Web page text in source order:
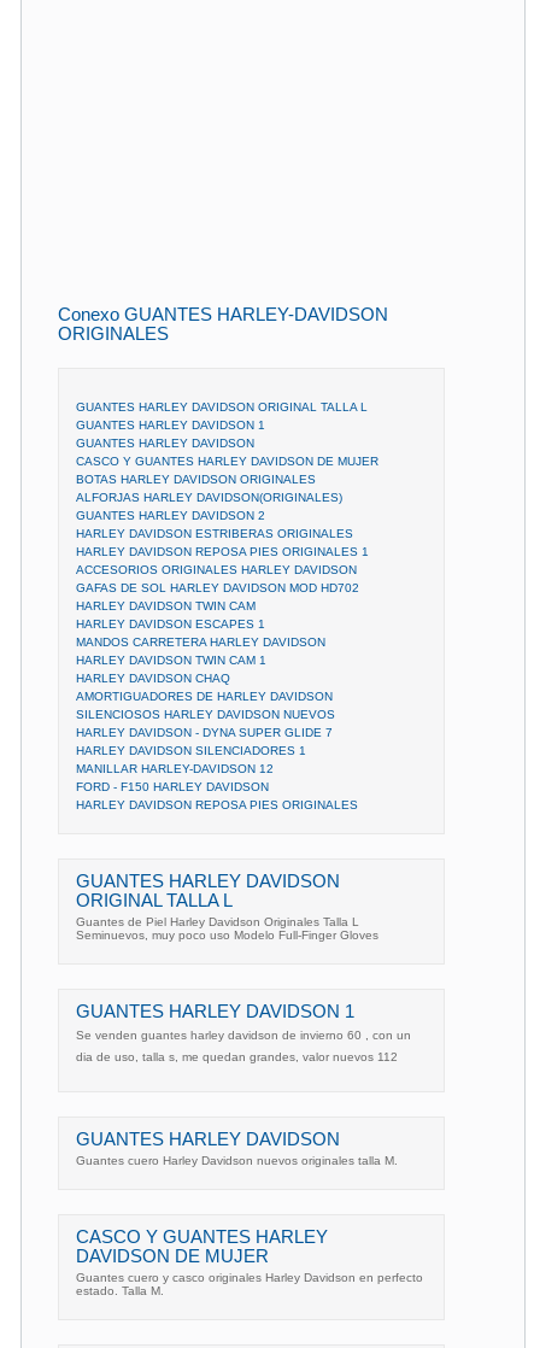
Conexo GUANTES HARLEY-DAVIDSON
ORIGINALES
GUANTES HARLEY DAVIDSON ORIGINAL TALLA L
GUANTES HARLEY DAVIDSON 1
GUANTES HARLEY DAVIDSON
CASCO Y GUANTES HARLEY DAVIDSON DE MUJER
BOTAS HARLEY DAVIDSON ORIGINALES
ALFORJAS HARLEY DAVIDSON(ORIGINALES)
GUANTES HARLEY DAVIDSON 2
HARLEY DAVIDSON ESTRIBERAS ORIGINALES
HARLEY DAVIDSON REPOSA PIES ORIGINALES 1
ACCESORIOS ORIGINALES HARLEY DAVIDSON
GAFAS DE SOL HARLEY DAVIDSON MOD HD702
HARLEY DAVIDSON TWIN CAM
HARLEY DAVIDSON ESCAPES 1
MANDOS CARRETERA HARLEY DAVIDSON
HARLEY DAVIDSON TWIN CAM 1
HARLEY DAVIDSON CHAQ
AMORTIGUADORES DE HARLEY DAVIDSON
SILENCIOSOS HARLEY DAVIDSON NUEVOS
HARLEY DAVIDSON - DYNA SUPER GLIDE 7
HARLEY DAVIDSON SILENCIADORES 1
MANILLAR HARLEY-DAVIDSON 12
FORD - F150 HARLEY DAVIDSON
HARLEY DAVIDSON REPOSA PIES ORIGINALES
GUANTES HARLEY DAVIDSON
ORIGINAL TALLA L
Guantes de Piel Harley Davidson Originales Talla L
Seminuevos, muy poco uso Modelo Full-Finger Gloves
GUANTES HARLEY DAVIDSON 1
Se venden guantes harley davidson de invierno 60 , con un
dia de uso, talla s, me quedan grandes, valor nuevos 112
GUANTES HARLEY DAVIDSON
Guantes cuero Harley Davidson nuevos originales talla M.
CASCO Y GUANTES HARLEY
DAVIDSON DE MUJER
Guantes cuero y casco originales Harley Davidson en perfecto
estado. Talla M.